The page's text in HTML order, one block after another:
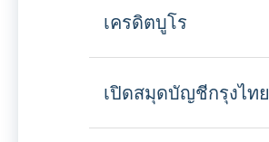
เครดิตบูโร
เปิดสมุดบัญชีกรุงไทย